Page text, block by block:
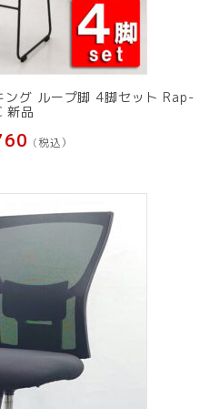
ング ループ脚 4脚セット Rap-
新品
(税込）